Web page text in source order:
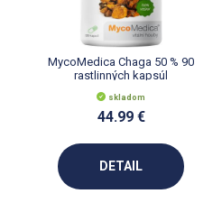
MycoMedica Chaga 50 % 90
rastlinných kapsúl
skladom
44.99 €
DETAIL